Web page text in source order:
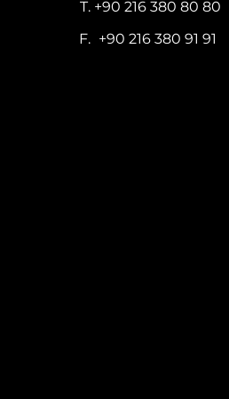
+90 216 380 80 80
T.
+90 216 380 91 91
F.